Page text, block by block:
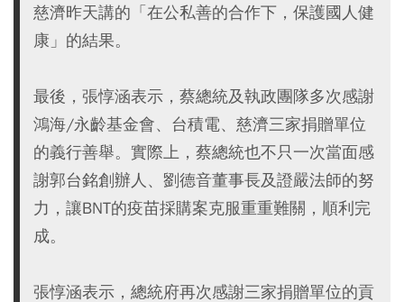
慈濟昨天講的「在公私善的合作下，保護國人健
康」的結果。
最後，張惇涵表示，蔡總統及執政團隊多次感謝
鴻海/永齡基金會、台積電、慈濟三家捐贈單位
的義行善舉。實際上，蔡總統也不只一次當面感
謝郭台銘創辦人、劉德音董事長及證嚴法師的努
力，讓BNT的疫苗採購案克服重重難關，順利完
成。
張惇涵表示，總統府再次感謝三家捐贈單位的貢